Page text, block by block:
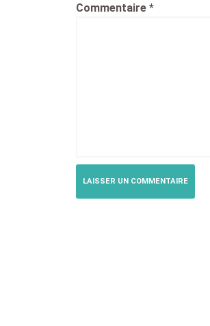
Commentaire *